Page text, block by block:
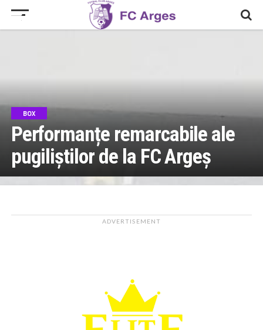
BOX
Performanțe remarcabile ale
pugiliștilor de la FC Argeș
Începe Cupa României la box!
ADVERTISEMENT